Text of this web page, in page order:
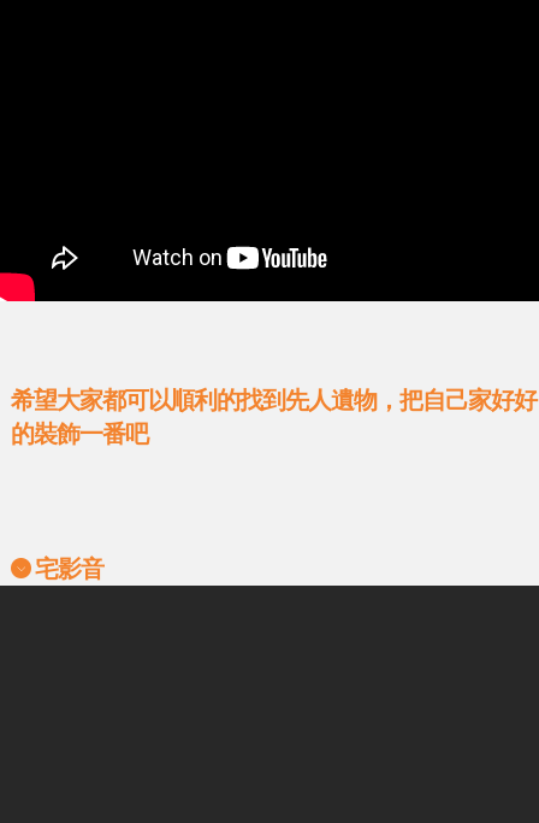
希望大家都可以順利的找到先人遺物，把自己家好好
的裝飾一番吧
宅影音